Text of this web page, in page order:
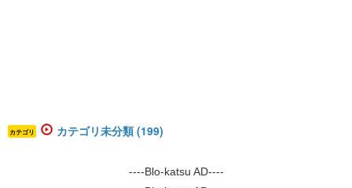
カテゴリ カテゴリ未分類 (199)
----Blo-katsu AD----